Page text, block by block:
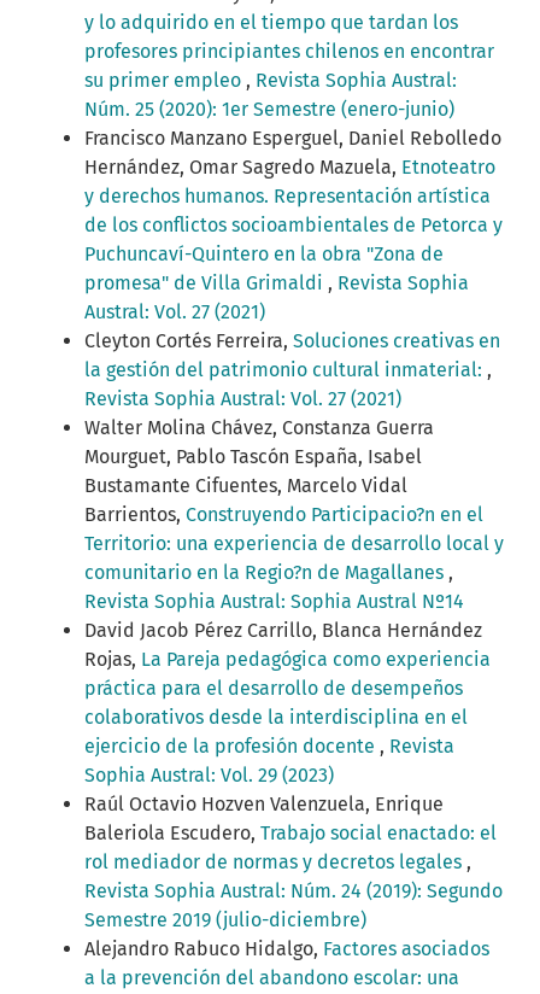
y lo adquirido en el tiempo que tardan los
profesores principiantes chilenos en encontrar
su primer empleo , Revista Sophia Austral:
Núm. 25 (2020): 1er Semestre (enero-junio)
Francisco Manzano Esperguel, Daniel Rebolledo
Hernández, Omar Sagredo Mazuela, Etnoteatro
y derechos humanos. Representación artística
de los conflictos socioambientales de Petorca y
Puchuncaví-Quintero en la obra "Zona de
promesa" de Villa Grimaldi , Revista Sophia
Austral: Vol. 27 (2021)
Cleyton Cortés Ferreira, Soluciones creativas en
la gestión del patrimonio cultural inmaterial: ,
Revista Sophia Austral: Vol. 27 (2021)
Walter Molina Chávez, Constanza Guerra
Mourguet, Pablo Tascón España, Isabel
Bustamante Cifuentes, Marcelo Vidal
Barrientos, Construyendo Participacio?n en el
Territorio: una experiencia de desarrollo local y
comunitario en la Regio?n de Magallanes ,
Revista Sophia Austral: Sophia Austral Nº14
David Jacob Pérez Carrillo, Blanca Hernández
Rojas, La Pareja pedagógica como experiencia
práctica para el desarrollo de desempeños
colaborativos desde la interdisciplina en el
ejercicio de la profesión docente , Revista
Sophia Austral: Vol. 29 (2023)
Raúl Octavio Hozven Valenzuela, Enrique
Baleriola Escudero, Trabajo social enactado: el
rol mediador de normas y decretos legales ,
Revista Sophia Austral: Núm. 24 (2019): Segundo
Semestre 2019 (julio-diciembre)
Alejandro Rabuco Hidalgo, Factores asociados
a la prevención del abandono escolar: una